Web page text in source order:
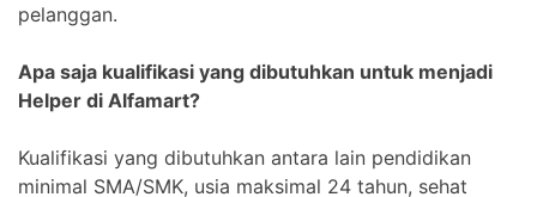
pelanggan.
Apa saja kualifikasi yang dibutuhkan untuk menjadi
Helper di Alfamart?
Kualifikasi yang dibutuhkan antara lain pendidikan
minimal SMA/SMK, usia maksimal 24 tahun, sehat